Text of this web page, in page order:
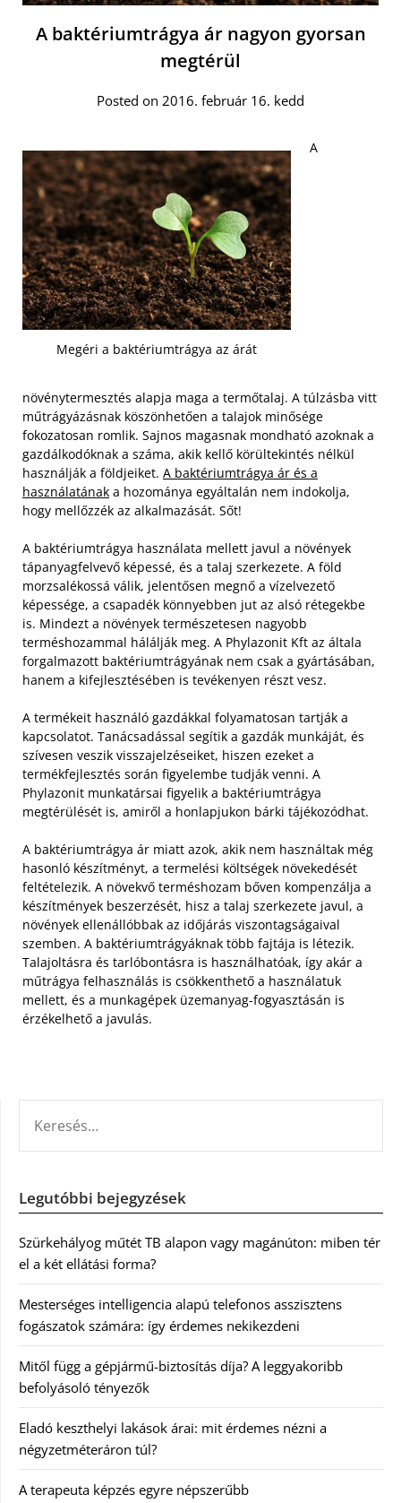
A baktériumtrágya ár nagyon gyorsan
megtérül
Posted on 2016. február 16. kedd
Megéri a baktériumtrágya az árát
A
növénytermesztés alapja maga a termőtalaj. A túlzásba vitt
műtrágyázásnak köszönhetően a talajok minősége
fokozatosan romlik. Sajnos magasnak mondható azoknak a
gazdálkodóknak a száma, akik kellő körültekintés nélkül
használják a földjeiket. A baktériumtrágya ár és a
használatának a hozománya egyáltalán nem indokolja,
hogy mellőzzék az alkalmazását. Sőt!
A baktériumtrágya használata mellett javul a növények
tápanyagfelvevő képessé, és a talaj szerkezete. A föld
morzsalékossá válik, jelentősen megnő a vízelvezető
képessége, a csapadék könnyebben jut az alsó rétegekbe
is. Mindezt a növények természetesen nagyobb
terméshozammal hálálják meg. A Phylazonit Kft az általa
forgalmazott baktériumtrágyának nem csak a gyártásában,
hanem a kifejlesztésében is tevékenyen részt vesz.
A termékeit használó gazdákkal folyamatosan tartják a
kapcsolatot. Tanácsadással segítik a gazdák munkáját, és
szívesen veszik visszajelzéseiket, hiszen ezeket a
termékfejlesztés során figyelembe tudják venni. A
Phylazonit munkatársai figyelik a baktériumtrágya
megtérülését is, amiről a honlapjukon bárki tájékozódhat.
A baktériumtrágya ár miatt azok, akik nem használtak még
hasonló készítményt, a termelési költségek növekedését
feltételezik. A növekvő terméshozam bőven kompenzálja a
készítmények beszerzését, hisz a talaj szerkezete javul, a
növények ellenállóbbak az időjárás viszontagságaival
szemben. A baktériumtrágyáknak több fajtája is létezik.
Talajoltásra és tarlóbontásra is használhatóak, így akár a
műtrágya felhasználás is csökkenthető a használatuk
mellett, és a munkagépek üzemanyag-fogyasztásán is
érzékelhető a javulás.
Legutóbbi bejegyzések
Szürkehályog műtét TB alapon vagy magánúton: miben tér
el a két ellátási forma?
Mesterséges intelligencia alapú telefonos asszisztens
fogászatok számára: így érdemes nekikezdeni
Mitől függ a gépjármű-biztosítás díja? A leggyakoribb
befolyásoló tényezők
Eladó keszthelyi lakások árai: mit érdemes nézni a
négyzetméteráron túl?
A terapeuta képzés egyre népszerűbb